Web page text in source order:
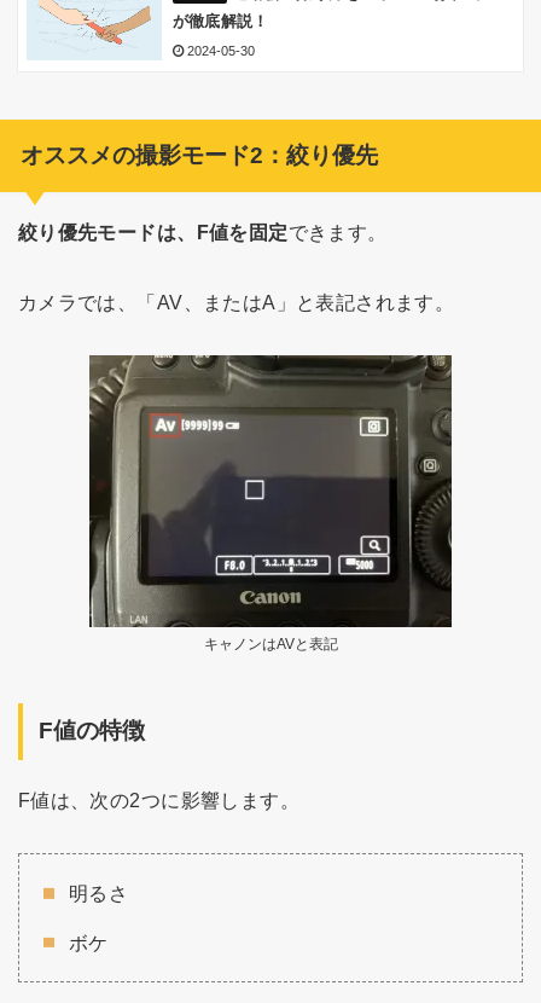
が徹底解説！
2024-05-30
オススメの撮影モード2：絞り優先
絞り優先モードは、F値を固定できます。
カメラでは、「AV、またはA」と表記されます。
キャノンはAVと表記
F値の特徴
F値は、次の2つに影響します。
明るさ
ボケ